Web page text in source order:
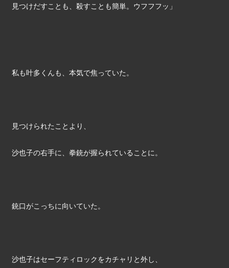
見つけだすことも、殺すことも簡単。ウフフフッ」
私も叶多くんも、本気で焦っていた。
見つけられたことより、
沙也子の右手に、拳銃が握られていることに。
銃口がこっちに向いていた。
沙也子はセーフティロックをカチャリと外し、